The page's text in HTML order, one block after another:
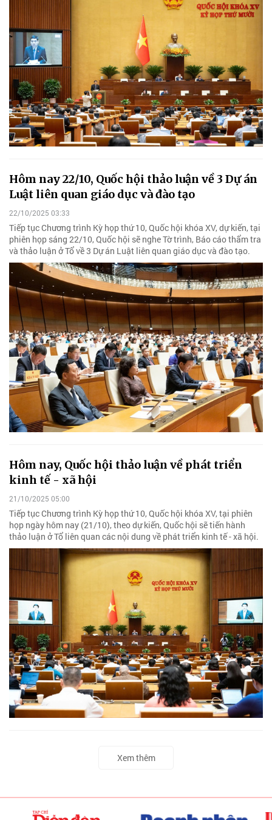
Hôm nay 22/10, Quốc hội thảo luận về 3 Dự án
Luật liên quan giáo dục và đào tạo
22/10/2025 03:33
Tiếp tục Chương trình Kỳ họp thứ 10, Quốc hội khóa XV, dự kiến, tại
phiên họp sáng 22/10, Quốc hội sẽ nghe Tờ trình, Báo cáo thẩm tra
và thảo luận ở Tổ về 3 Dự án Luật liên quan giáo dục và đào tạo.
Hôm nay, Quốc hội thảo luận về phát triển
kinh tế - xã hội
21/10/2025 05:00
Tiếp tục Chương trình Kỳ họp thứ 10, Quốc hội khóa XV, tại phiên
họp ngày hôm nay (21/10), theo dự kiến, Quốc hội sẽ tiến hành
thảo luận ở Tổ liên quan các nội dung về phát triển kinh tế - xã hội.
Xem thêm